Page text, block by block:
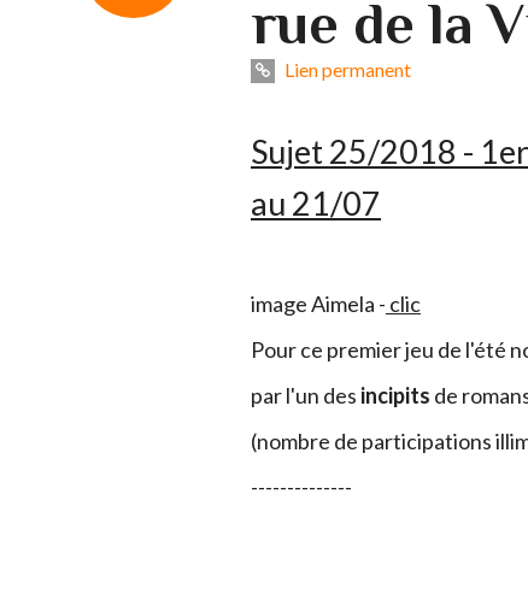
rue de la
Lien permanent
Sujet 25/2018 -
au 21/07
image Aimela - clic
Pour ce premier jeu de l'été
par l'un des incipits de
(nombre de participations
--------------